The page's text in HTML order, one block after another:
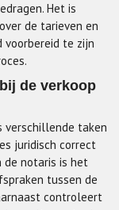
Het is
de tarieven en
voorbereid te zijn
de verkoop
verschillende taken
juridisch correct
de notaris is het
tussen de
controleert